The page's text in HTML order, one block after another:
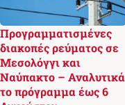
Προγραμματισμένες
διακοπές ρεύματος σε
Μεσολόγγι και
Ναύπακτο – Αναλυτικά
το πρόγραμμα έως 6